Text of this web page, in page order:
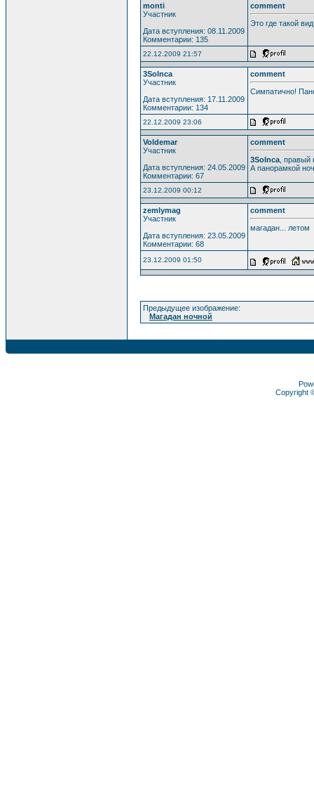
monti
Участник
Дата вступления: 08.11.2009
Комментарии: 135
comment
Это где такой
22.12.2009 21:57
3Solnca
Участник
Дата вступления: 17.11.2009
Комментарии: 134
comment
Симпатично!
22.12.2009 23:06
Voldemar
Участник
Дата вступления: 24.05.2009
Комментарии: 67
comment
3Solnca ,
А панорамкой
23.12.2009 00:12
zemlymag
Участник
Дата вступления: 23.05.2009
Комментарии: 68
comment
магадан... летом
23.12.2009 01:50
Предыдущее изображение:
Магадан ночной
Copyright